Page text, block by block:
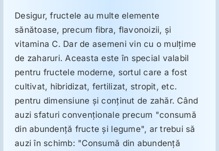
Neurologie
Suplimente
Reumatologie
Desigur, fructele au multe elemente
sănătoase, precum fibra, flavonoizii, şi
vitamina C. Dar de asemeni vin cu o mulţime
de zaharuri. Aceasta este în special valabil
pentru fructele moderne, sortul care a fost
cultivat, hibridizat, fertilizat, stropit, etc.
pentru dimensiune şi conţinut de zahăr. Când
auzi sfaturi convenţionale precum "consumă
din abundenţă fructe şi legume", ar trebui să
auzi în schimb: "Consumă din abundenţă